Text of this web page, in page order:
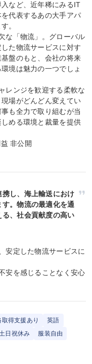
など、近年稀にみるIT
代表するあの大手アパ
。
な「物流」。グローバル
た物流サービスに対す
盤のもと、会社の将来
境は魅力の一つでしょ
レンジを歓迎する柔軟な
場がどんどん変えてい
も全力で取り組むが当
める環境と裁量を提供
非公開
し、海上輸送におけ
。物流の最適化を通
、社会貢献度の高い
安定した物流サービスに
安を感じることなく安心
取得支援あり
英語
日祝休み 服装自由